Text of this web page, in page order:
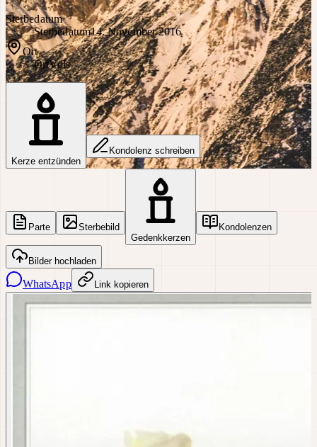
Sterbedatum
Sterbedatum14. November 2016
Ort
OrtVöls
Kerze entzünden
Kondolenz schreiben
Parte
Sterbebild
Gedenkkerzen
Kondolenzen
Bilder hochladen
WhatsApp Link kopieren